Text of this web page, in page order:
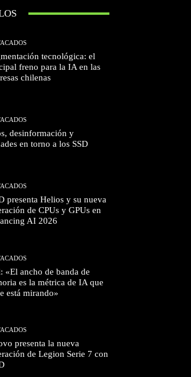
tecnológica: el
freno para la IA en las
chilenas
desinformación y
en torno a los SSD
presenta Helios y su nueva
de CPUs y GPUs en
AI 2026
«El ancho de banda de
es la métrica de IA que
está mirando»
presenta la nueva
de Legion Serie 7 con